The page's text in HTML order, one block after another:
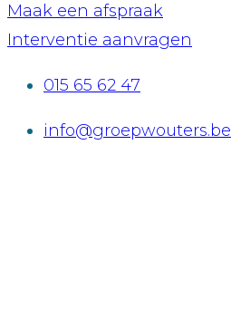
Maak een afspraak
Interventie aanvragen
015 65 62 47
info@groepwouters.be